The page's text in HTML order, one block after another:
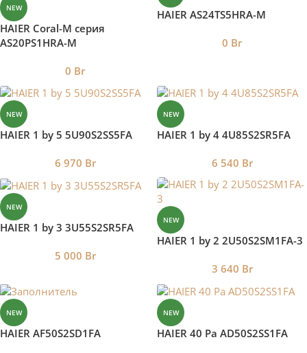
NEW
HAIER Coral-M серия
AS20PS1HRA-M
0 Br
HAIER AS24TS5HRA-M
0 Br
NEW
HAIER 1 by 5 5U90S2SS5FA
6 970 Br
NEW
HAIER 1 by 4 4U85S2SR5FA
6 540 Br
NEW
HAIER 1 by 3 3U55S2SR5FA
5 000 Br
NEW
HAIER 1 by 2 2U50S2SM1FA-3
3 640 Br
NEW
HAIER AF50S2SD1FA
NEW
HAIER 40 Pa AD50S2SS1FA